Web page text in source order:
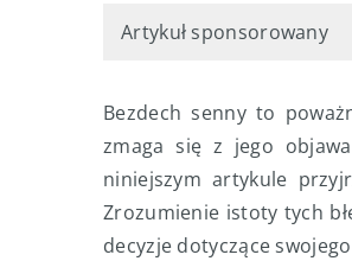
Artykuł sponsorowany
Bezdech senny to
zmaga się z jego
niniejszym artykule
Zrozumienie istoty tych
decyzje dotyczące